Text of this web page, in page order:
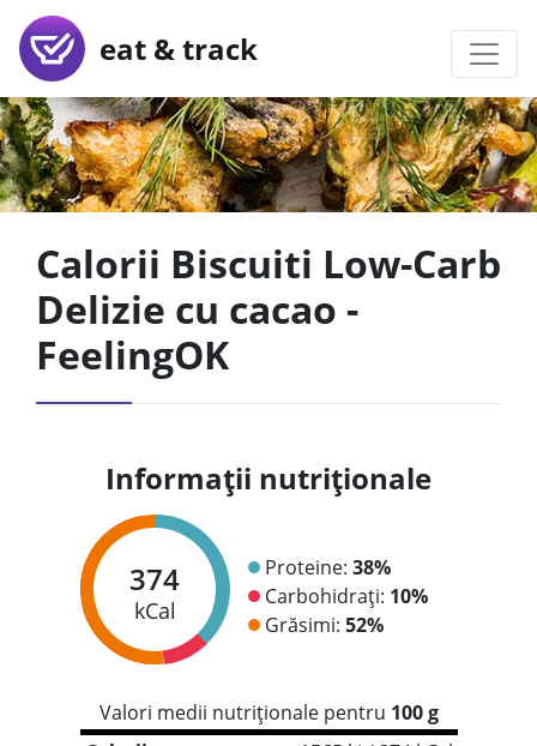
eat & track
Calorii Biscuiti Low-Carb
Delizie cu cacao -
FeelingOK
Informații nutriționale
374
kCal
Proteine: 38%
Carbohidrați: 10%
Grăsimi: 52%
Valori medii nutriționale pentru 100 g